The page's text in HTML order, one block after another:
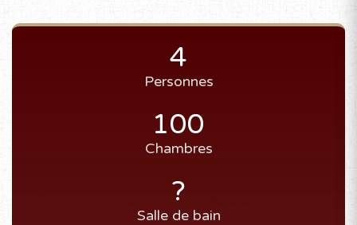
4
Personnes
100
Chambres
?
Salle de bain